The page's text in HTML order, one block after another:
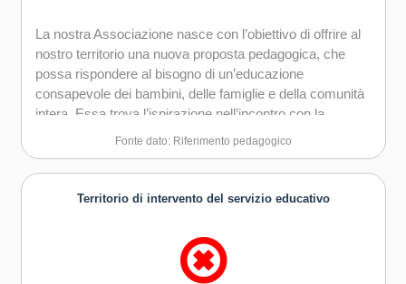
La nostra Associazione nasce con l’obiettivo di offrire al
nostro territorio una nuova proposta pedagogica, che
possa rispondere al bisogno di un’educazione
consapevole dei bambini, delle famiglie e della comunità
intera. Essa trova l’ispirazione nell’incontro con la
pedagogia Waldorf. La scuola non rientra nella
orientamento Waldorf.
Fonte dato: Riferimento pedagogico
Territorio di intervento del servizio educativo